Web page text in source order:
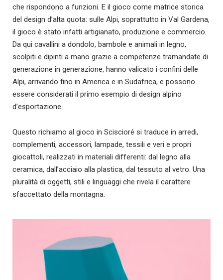
che rispondono a funzioni. E il gioco come matrice storica
del design d’alta quota: sulle Alpi, soprattutto in Val Gardena,
il gioco è stato infatti artigianato, produzione e commercio.
Da qui cavallini a dondolo, bambole e animali in legno,
scolpiti e dipinti a mano grazie a competenze tramandate di
generazione in generazione, hanno valicato i confini delle
Alpi, arrivando fino in America e in Sudafrica, e possono
essere considerati il primo esempio di design alpino
d’esportazione.
Questo richiamo al gioco in Sciscioré si traduce in arredi,
complementi, accessori, lampade, tessili e veri e propri
giocattoli, realizzati in materiali differenti: dal legno alla
ceramica, dall’acciaio alla plastica, dal tessuto al vetro. Una
pluralità di oggetti, stili e linguaggi che rivela il carattere
sfaccettato della montagna.